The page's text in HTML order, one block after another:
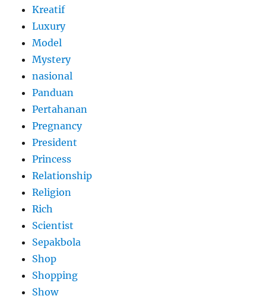
Kreatif
Luxury
Model
Mystery
nasional
Panduan
Pertahanan
Pregnancy
President
Princess
Relationship
Religion
Rich
Scientist
Sepakbola
Shop
Shopping
Show